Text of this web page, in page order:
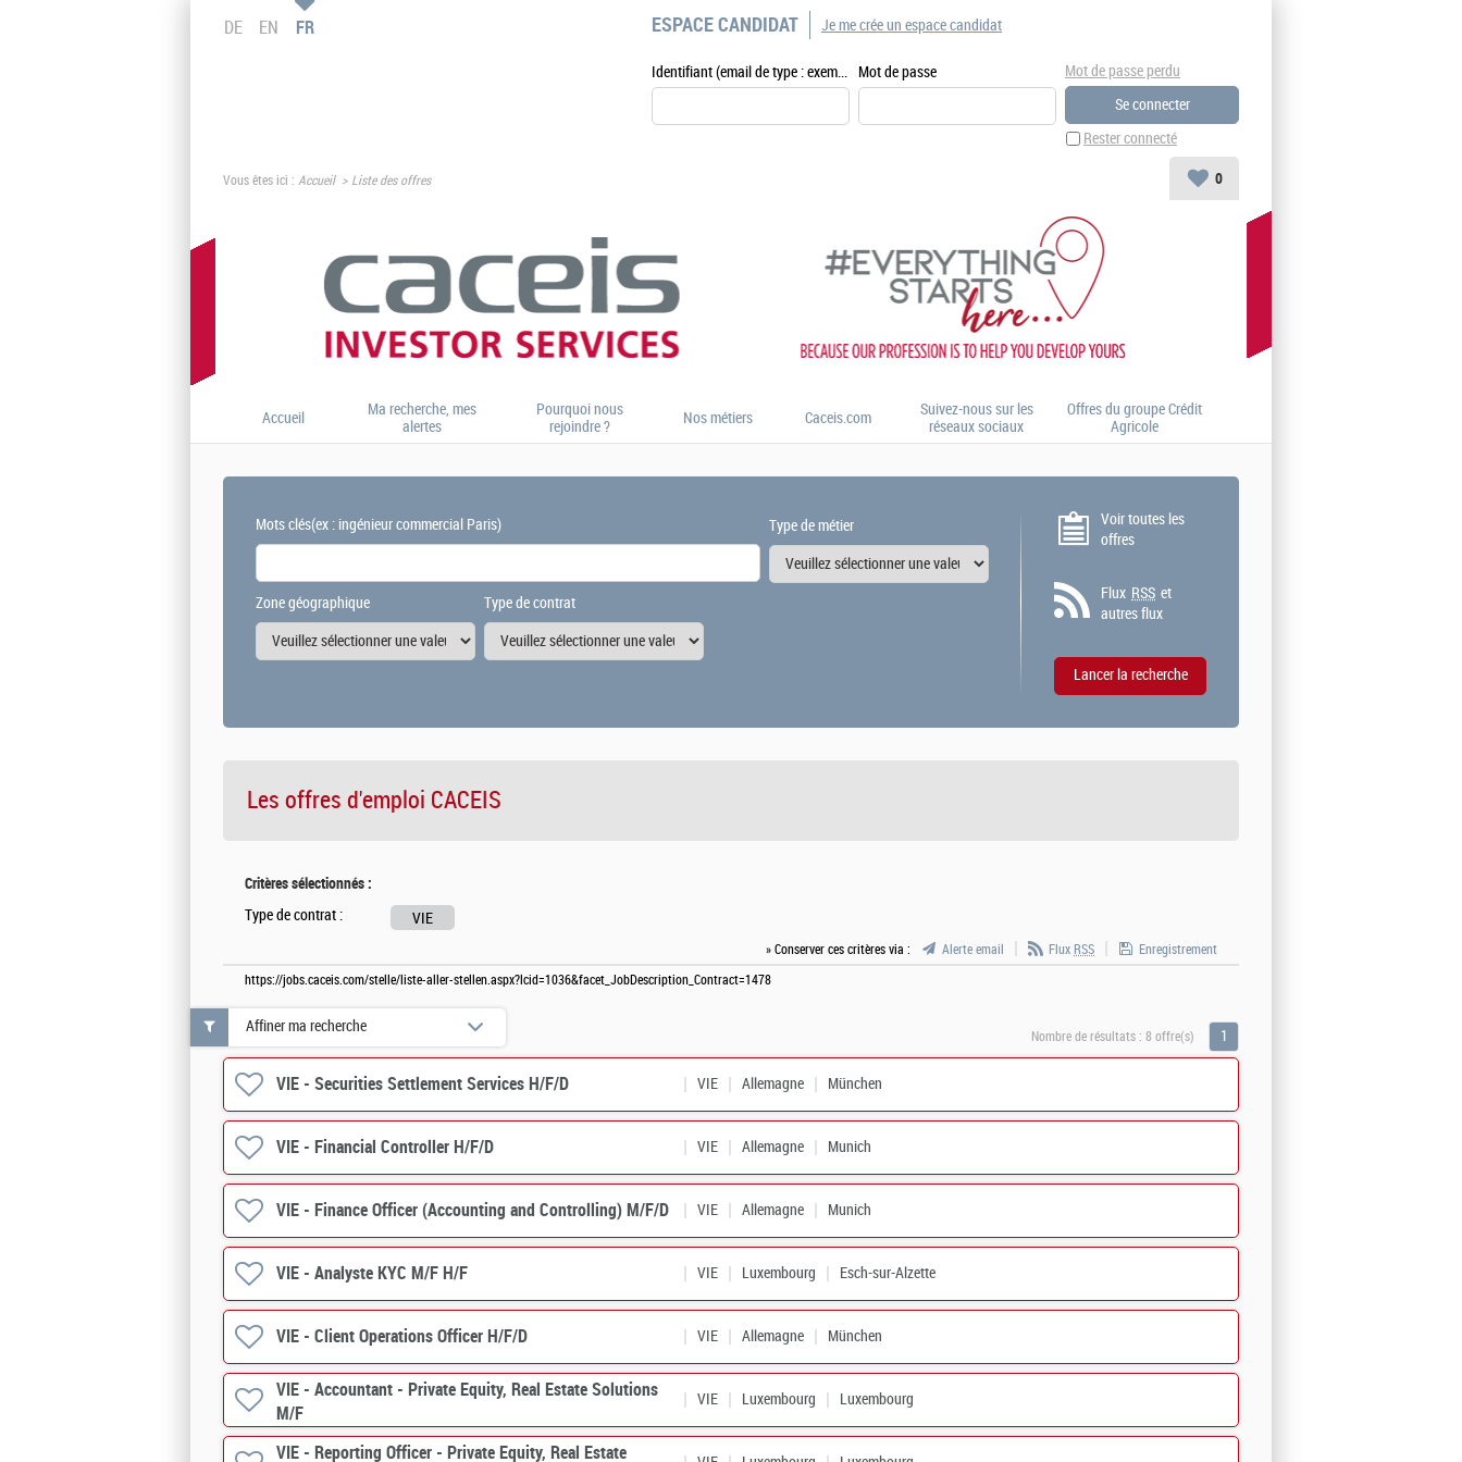
DE EN FR ESPACE CANDIDAT
Identifiant (email de type : exemple@exemple.fr) Mot de passe
Rester connecté
Mot de passe perdu
Je me crée un espace candidat
Vous êtes ici : Accueil Liste des offres 0
Accueil
Ma recherche, mes
alertes
Pourquoi nous
rejoindre ?
Nos métiers Caceis.com
Suivez-nous sur les
réseaux sociaux
Offres du groupe Crédit
Agricole
Mots clés(ex : ingénieur commercial Paris) Type de métier
Zone géographique Type de contrat
Voir toutes les
offres
Flux RSS et
autres flux
Les offres d'emploi CACEIS
Critères sélectionnés :
Type de contrat : VIE
» Conserver ces critères via : Alerte email Flux RSS
Enregistrement
https://jobs.caceis.com/stelle/liste-aller-stellen.aspx?lcid=1036&facet_JobDescription_Contract=1478
Nombre de résultats : 8 offre(s) 1
VIE - Securities Settlement Services H/F/D VIE Allemagne München
VIE - Financial Controller H/F/D VIE Allemagne Munich
VIE - Finance Officer (Accounting and Controlling) M/F/D VIE Allemagne Munich
VIE - Analyste KYC M/F H/F VIE Luxembourg Esch-sur-Alzette
VIE - Client Operations Officer H/F/D VIE Allemagne München
VIE - Accountant - Private Equity, Real Estate Solutions
M/F
VIE Luxembourg Luxembourg
VIE - Reporting Officer - Private Equity, Real Estate
Affiner ma recherche